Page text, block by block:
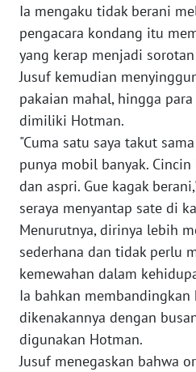
Ia mengaku tidak berani
pengacara kondang itu
yang kerap menjadi
Jusuf kemudian
pakaian mahal, hingga
dimiliki Hotman.
"Cuma satu saya takut
punya mobil banyak. Cincin
dan aspri. Gue kagak
seraya menyantap sate di
Menurutnya, dirinya lebih
sederhana dan tidak perlu
kemewahan dalam
Ia bahkan membandingkan
dikenakannya dengan
digunakan Hotman.
Jusuf menegaskan bahwa
WN
NTT
WN
KEPRI
WN
PAPUA
BARAT
WN
RIAU
WN
SERAMBI